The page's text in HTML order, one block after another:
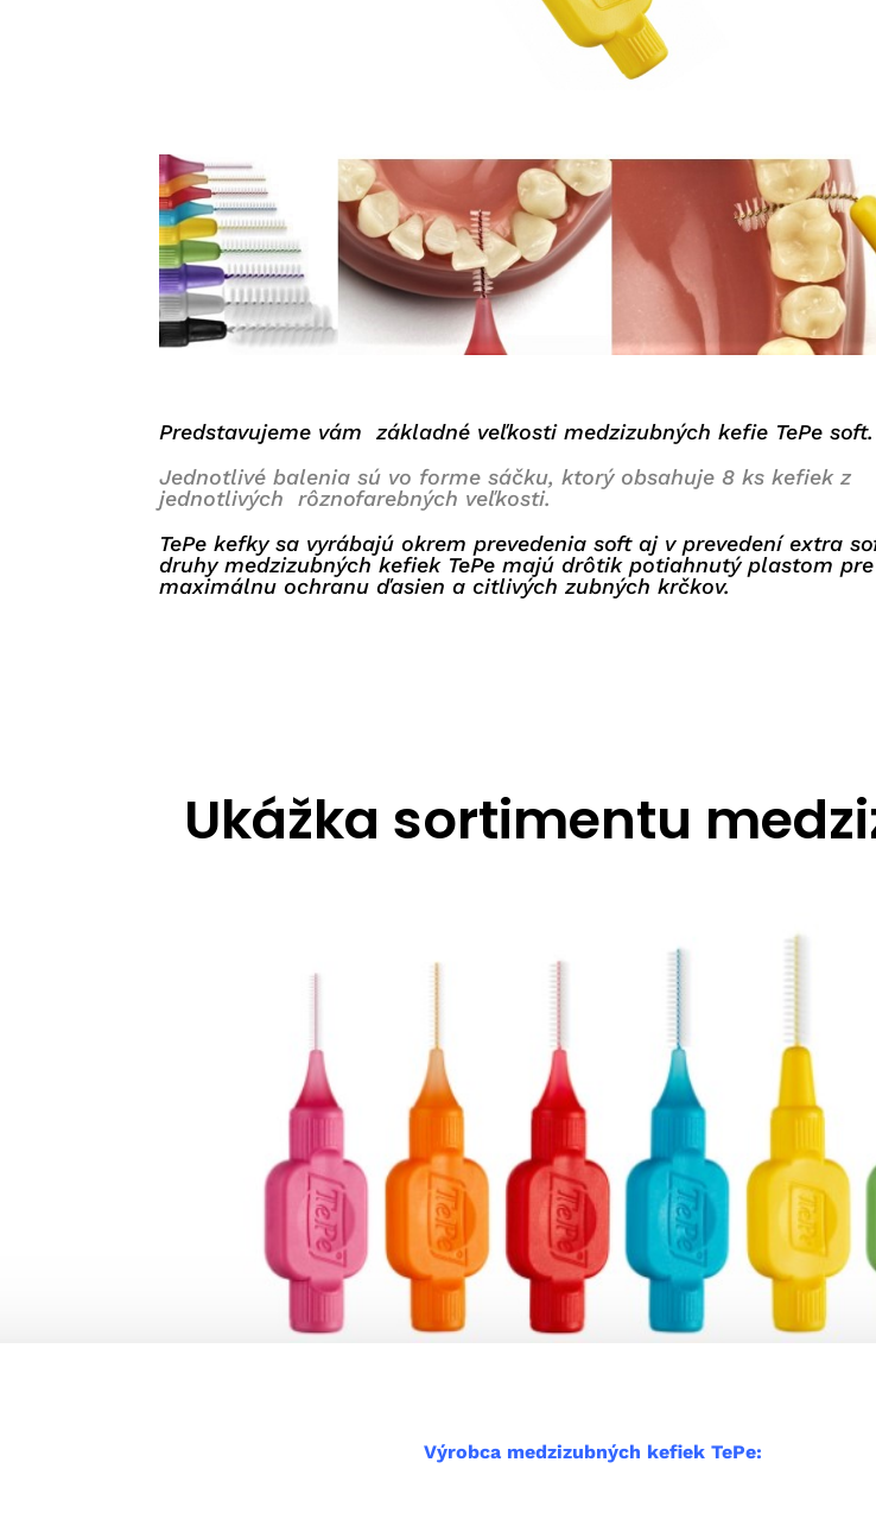
Predstavujeme vám základné veľkosti medzizubných kefie TePe soft.
Jednotlivé balenia sú vo forme sáčku, ktorý obsahuje 8 ks kefiek z
jednotlivých rôznofarebných veľkosti.
TePe kefky sa vyrábajú okrem prevedenia soft aj v prevedení extra
druhy medzizubných kefiek TePe majúdrôtik potiahnutý plastom pre
maximálnu ochranu ďasien a citlivých zubných krčkov.
Ukážka sortimentu
Výrobca medzizubných kefiek TePe: